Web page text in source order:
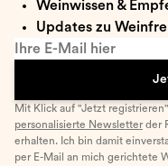
Weinwissen &
Updates zu
Ihre E-Mail hier
Mit Klick auf "Jetzt
personalisierte Newsletter der
erhalten. Ich bin damit
per E-Mail an mich gerichtete